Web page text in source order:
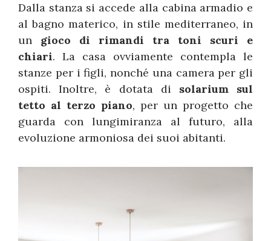
Dalla stanza si accede alla cabina armadio e
al bagno materico, in stile mediterraneo, in
un gioco di rimandi tra toni scuri e
chiari. La casa ovviamente contempla le
stanze per i figli, nonché una camera per gli
ospiti. Inoltre, è dotata di solarium sul
tetto al terzo piano, per un progetto che
guarda con lungimiranza al futuro, alla
evoluzione armoniosa dei suoi abitanti.